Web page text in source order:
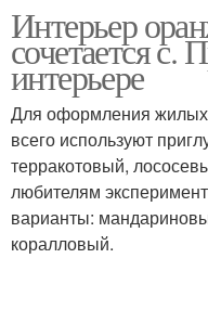
Интерьер
сочетается с.
интерьере
Для оформления
всего используют
терракотовый,
любителям
варианты:
коралловый.